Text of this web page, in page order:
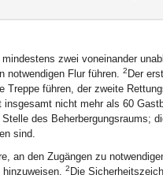
zwei voneinander
notwendigen Flur führen. 2 Der
Treppe führen, der zweite
insgesamt nicht mehr als 60
des Beherbergungsraums;
sind.
an den Zugängen zu
2 Die